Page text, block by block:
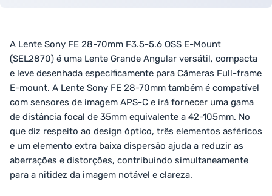
A Lente Sony FE 28-70mm F3.5-5.6 OSS E-Mount
(SEL2870) é uma Lente Grande Angular versátil, compacta
e leve desenhada especificamente para Câmeras Full-frame
E-mount. A Lente Sony FE 28-70mm também é compatível
com sensores de imagem APS-C e irá fornecer uma gama
de distância focal de 35mm equivalente a 42-105mm. No
que diz respeito ao design óptico, três elementos asféricos
e um elemento extra baixa dispersão ajuda a reduzir as
aberrações e distorções, contribuindo simultaneamente
para a nitidez da imagem notável e clareza.